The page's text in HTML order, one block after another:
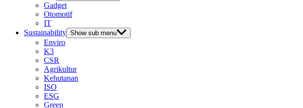
Gadget
Otomotif
IT
Sustainability Show sub menu
Enviro
K3
CSR
Agrikultur
Kehutanan
ISO
ESG
Green